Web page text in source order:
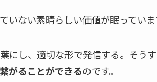
いない素晴らしい価値が眠っていま
にし、適切な形で発信する。そうす
がることができるのです。